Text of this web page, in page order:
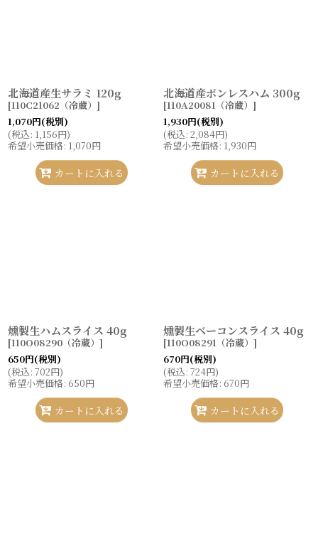
北海道産生サラミ 120g
[110C21062（冷蔵） ]
1,070円(税別)
(税込: 1,156円)
希望小売価格: 1,070円
カートに入れる
北海道産ボンレスハム 300g
[110A20081（冷蔵） ]
1,930円(税別)
(税込: 2,084円)
希望小売価格: 1,930円
カートに入れる
燻製生ハムスライス 40g
[110O08290（冷蔵） ]
650円(税別)
(税込: 702円)
希望小売価格: 650円
カートに入れる
燻製生ベーコンスライス 40g
[110O08291（冷蔵） ]
670円(税別)
(税込: 724円)
希望小売価格: 670円
カートに入れる